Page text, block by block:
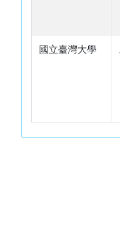
國立臺灣大學